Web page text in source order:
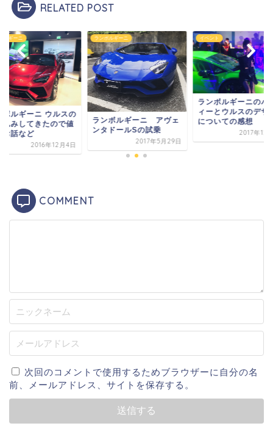
RELATED POST
ルギーニ
ボルギーニ ウルスの
込みしてきたので値
お話など
2016年12月4日
ランボルギーニ
ランボルギーニ アヴェ
ンタドールSの試乗
2017年5月29日
イベント
ランボルギーニのパ
ィーとウルスのデザ
についての感想
2017年12
COMMENT
次回のコメントで使用するためブラウザーに自分の名
前、メールアドレス、サイトを保存する。